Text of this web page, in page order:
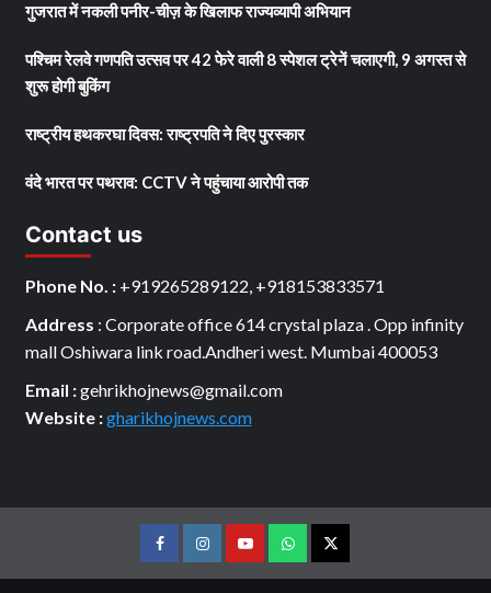
गुजरात में नकली पनीर-चीज़ के खिलाफ राज्यव्यापी अभियान
पश्चिम रेलवे गणपति उत्सव पर 42 फेरे वाली 8 स्पेशल ट्रेनें चलाएगी, 9 अगस्त से
शुरू होगी बुकिंग
राष्ट्रीय हथकरघा दिवस: राष्ट्रपति ने दिए पुरस्कार
वंदे भारत पर पथराव: CCTV ने पहुंचाया आरोपी तक
Contact us
Phone No. : +919265289122, +918153833571
Address : Corporate office 614 crystal plaza . Opp infinity
mall Oshiwara link road.Andheri west. Mumbai 400053
Email :gehrikhojnews@gmail.com
Website :gharikhojnews.com
FacebookInstagramyoutubeWhatsTwitter